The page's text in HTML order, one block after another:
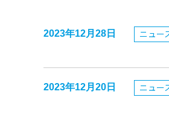
2023年12月28日 ニュー
2023年12月20日 ニュー